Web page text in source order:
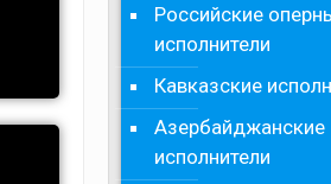
Российские
исполнители
Кавказские
Азербайджанские
исполнители